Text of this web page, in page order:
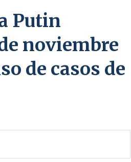
Putin
noviembre
de casos de